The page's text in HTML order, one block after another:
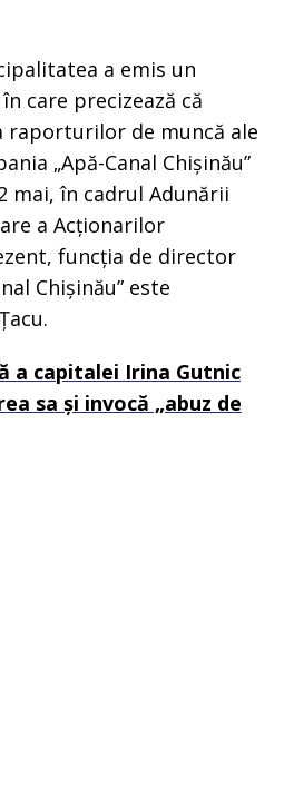
a emis un
care precizează că
raporturilor de muncă ale
„Apă-Canal Chișinău”
mai, în cadrul Adunării
a Acționarilor
funcția de director
Chișinău” este
a capitalei Irina Gutnic
sa și invocă „abuz de